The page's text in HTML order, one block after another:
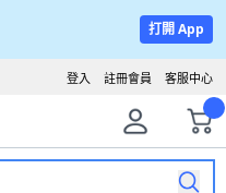
打開 App
客服中心
註冊會員
登入